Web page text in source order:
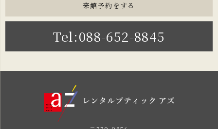
来館予約をする
Tel:088-652-8845